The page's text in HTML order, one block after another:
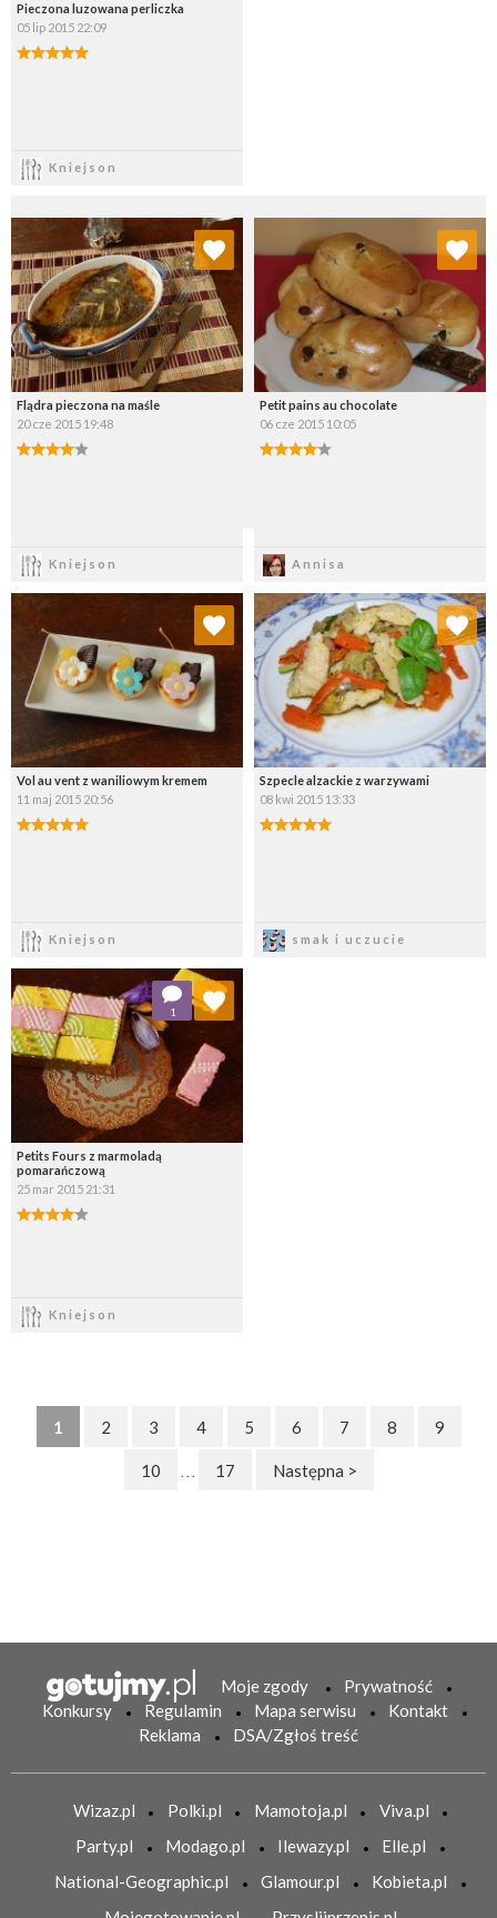
Pieczona luzowana perliczka
05 lip 2015 22:09
Kniejson
Flądra pieczona na maśle
20 cze 2015 19:48
Kniejson
Dodaj do ulubionych
Wybierz listę:
Petit pains au chocolate
06 cze 2015 10:05
Annisa
Dodaj do ulubionych
Wybierz listę:
Vol au vent z waniliowym kremem
11 maj 2015 20:56
Kniejson
Dodaj do ulubionych
Wybierz listę:
Szpecle alzackie z warzywami
08 kwi 2015 13:33
smak i uczucie
Dodaj do ulubionych
Wybierz listę:
Petits Fours z marmoladą
pomarańczową
25 mar 2015 21:31
Kniejson
1
Dodaj do ulubionych
Wybierz listę:
1 2 3 4 5 6 7 8 9
10 17 Następna >
Moje zgody
Prywatność
Konkursy
Regulamin Mapa serwisu
Kontakt
Reklama
DSA/Zgłoś treść
Wizaz.pl Polki.pl Mamotoja.pl
Viva.pl
Party.pl
Modago.pl Ilewazy.pl
Elle.pl
National-Geographic.pl
Glamour.pl
Kobieta.pl